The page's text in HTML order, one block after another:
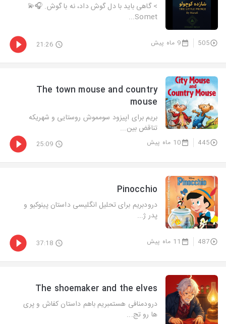
> گاهی باید با دل گوش داد، نه با گوش. 🎧💫
Somet...
505 9 ماه پیش 21:26
The town mouse and country
mouse
بریم برای اپیزود سومموش روستایی و شهریکه
تناقض بین...
445 10 ماه پیش 25:09
Pinocchio
درودبریم برای تحلیل انگلیسی داستان پینوکیو و
پدر ژ...
487 11 ماه پیش 37:18
The shoemaker and the elves
درودمنافی هستمبریم باهم داستان کفاش و پری
ها رو تج...